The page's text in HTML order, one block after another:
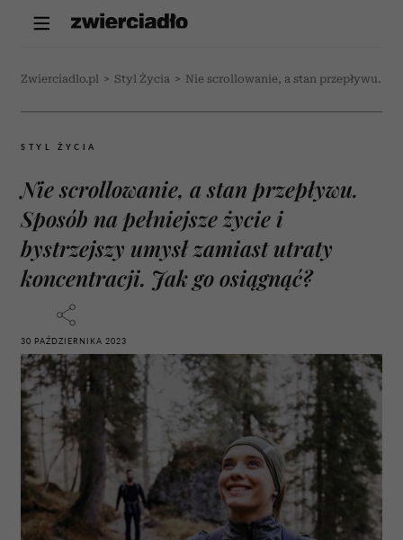
Zwierciadlo.pl > Styl Życia > Nie scrollowanie, a stan przepływu.
STYL ŻYCIA
Nie scrollowanie, a stan przepływu.
Sposób na pełniejsze życie i
bystrzejszy umysł zamiast utraty
koncentracji. Jak go osiągnąć?
30 PAŹDZIERNIKA 2023